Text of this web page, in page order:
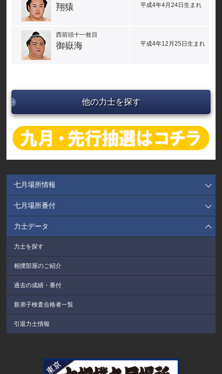
翔猿 平成4年4月24日生まれ
西前頭十一枚目
御嶽海 平成4年12月25日生まれ
他の力士を探す
七月場所情報
七月場所番付
力士データ
力士を探す
相撲部屋のご紹介
過去の成績・番付
新弟子検査合格者一覧
引退力士情報